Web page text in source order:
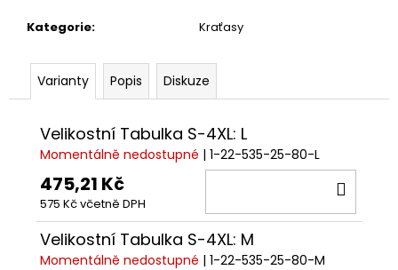
Kategorie: Kraťasy
Varianty Popis Diskuze
Velikostní Tabulka S-4XL: L
Momentálně nedostupné | 1-22-535-25-80-L
475,21 Kč
575 Kč včetně DPH
Velikostní Tabulka S-4XL: M
Momentálně nedostupné | 1-22-535-25-80-M